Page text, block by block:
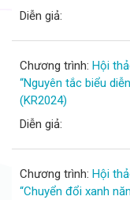
Diễn giả:
Chương trình: Hội
“Nguyên tắc biểu
(KR2024)
Diễn giả:
Chương trình: Hội
“Chuyển đổi xanh